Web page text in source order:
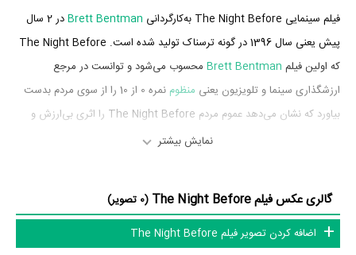
فیلم سینمایی The Night Before به‌کارگردانی Brett Bentman
در 2 سال
پیش یعنی سال 1396 در گونه ترسناک تولید شده است. The Night Before
که اولین فیلم Brett Bentman محسوب می‌شود و توانست در مرجع
ارزشگذاری سینما و تلویزیون یعنی منظوم
نمره 0 از 10 را از سوی مردم بدست
بیاورد که نشان می‌دهد عموم مردم The Night Before را اثری بی‌ارزش و
بازیگران فیلم The Night Before چه کسانی هستند؟ در The Night
Before بازیگرانی چون
Steven Michael Quezada
نمایش بیشتر
گالری عکس فیلم The Night Before
(0 تصویر)
اضافه کردن تصویر فیلم The Night Before